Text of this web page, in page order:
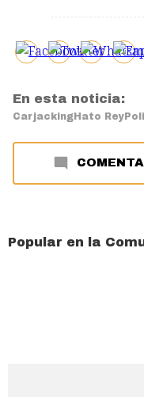
En esta noticia:
Carjacking Hato Rey
Popular en la